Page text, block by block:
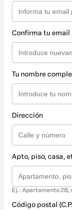
Confirma tu email
Tu nombre
Dirección
Apto, piso, casa,
Ej.: Apartamento 2B,
Código postal